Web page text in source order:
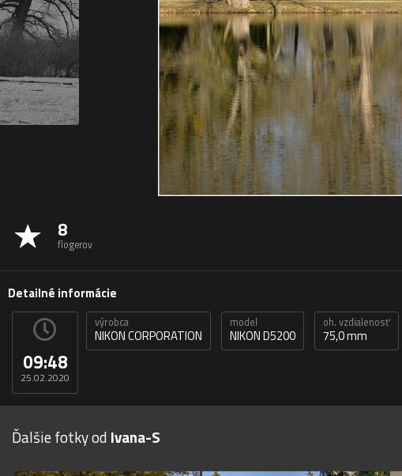
8
flogerov
Detailné informácie
09:48
25.02.2020
výrobca
NIKON CORPORATION
model
NIKON D5200
oh. vzdialenosť
75,0 mm
Ďalšie fotky od Ivana-S